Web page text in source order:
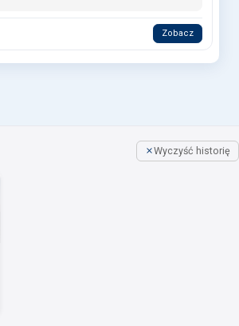
Zobacz
Wyczyść historię